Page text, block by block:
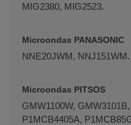
MIG2380, MIG2523.
Microondas PANASONIC
NNE20JWM, NNJ151WM.
Microondas PITSOS
GMW1100W,
P1MCB4405A,